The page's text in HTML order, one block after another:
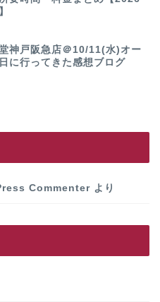
神戸阪急店＠10/11(水)オー
に行ってきた感想ブログ
Commenter より